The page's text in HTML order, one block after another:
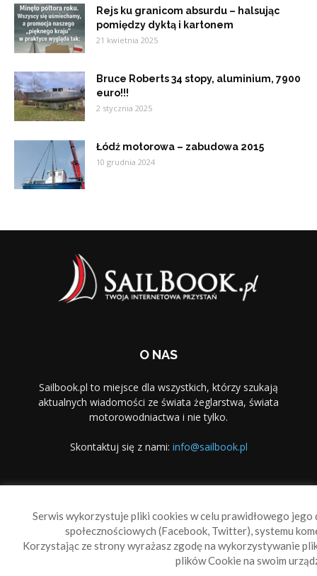
Rejs ku granicom absurdu – halsując
pomiędzy dyktą i kartonem
21 kwietnia 2025
Bruce Roberts 34 stopy, aluminium, 7900
euro!!!
2 stycznia 2025
Łódź motorowa – zabudowa 2015
10 grudnia 2024
O NAS
Sailbook.pl to miejsce dla wszystkich, którzy szukają
aktualnych wiadomości ze świata żeglarstwa, świata
motorowodniactwa i nie tylko.
Skontaktuj się z nami: info@sailbook.pl
Serwis wykorzystuje pliki cookies w celu prawidłowego
społecznościowych (Facebook, Twitter), systemu
Korzystając ze strony wyrażasz zgodę na wykorzystywanie
plików Cookie na swoim